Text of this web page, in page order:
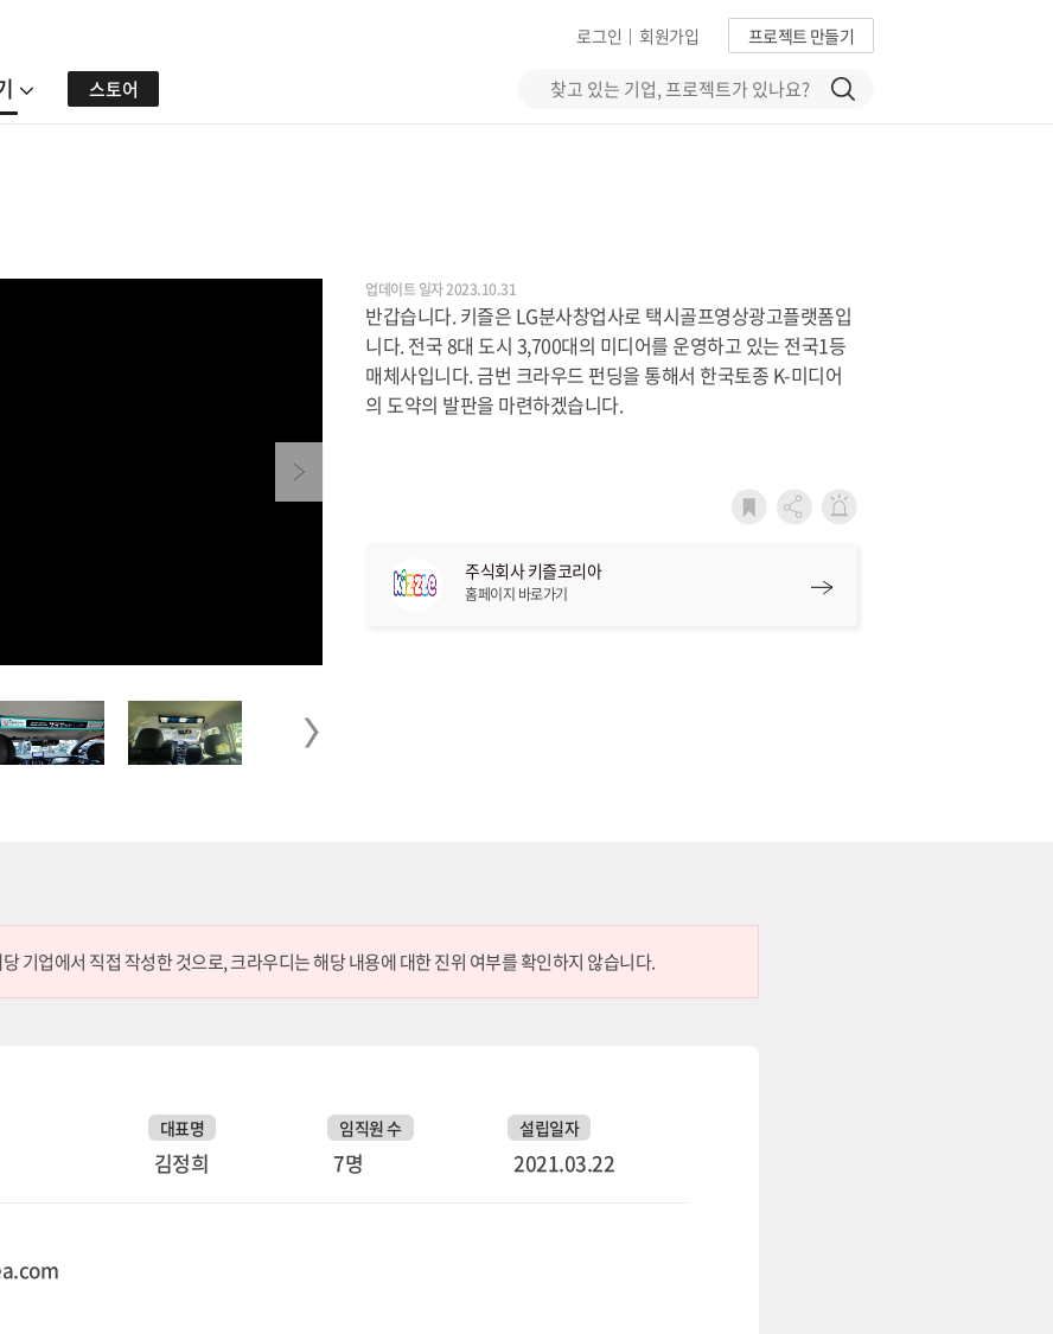
프로젝트 만들기
회원가입
|
로그인
스토어
Next
Next
업데이트 일자 2023.10.31
반갑습니다. 키즐은 LG분사창업사로 택시골프영상광고플랫폼입
니다. 전국 8대 도시 3,700대의 미디어를 운영하고 있는 전국1등
매체사입니다. 금번 크라우드 펀딩을 통해서 한국토종 K-미디어
의 도약의 발판을 마련하겠습니다.
주식회사 키즐코리아
홈페이지 바로가기
기업에서 직접 작성한 것으로,크라우디는 해당 내용에 대한 진위 여부를 확인하지 않습니다.
대표명
김정희
임직원 수
7명
설립일자
2021.03.22